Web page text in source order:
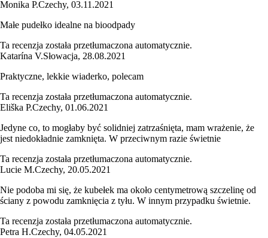
Monika P.Czechy, 03.11.2021
Małe pudełko idealne na bioodpady
Ta recenzja została przetłumaczona automatycznie.
Katarína V.Słowacja, 28.08.2021
Praktyczne, lekkie wiaderko, polecam
Ta recenzja została przetłumaczona automatycznie.
Eliška P.Czechy, 01.06.2021
Jedyne co, to mogłaby być solidniej zatrzaśnięta, mam wrażenie, że
jest niedokładnie zamknięta. W przeciwnym razie świetnie
Ta recenzja została przetłumaczona automatycznie.
Lucie M.Czechy, 20.05.2021
Nie podoba mi się, że kubełek ma około centymetrową szczelinę od
ściany z powodu zamknięcia z tyłu. W innym przypadku świetnie.
Ta recenzja została przetłumaczona automatycznie.
Petra H.Czechy, 04.05.2021